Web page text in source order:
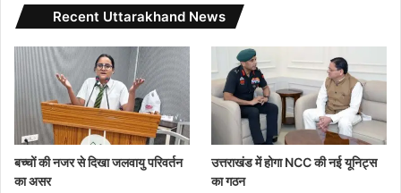
Recent Uttarakhand News
बच्चों की नजर से दिखा जलवायु परिवर्तन
का असर
उत्तराखंड में होगा NCC की नई यूनिट्स
का गठन